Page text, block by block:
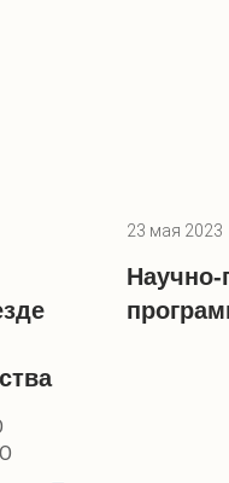
23 мая 2023
Научно-